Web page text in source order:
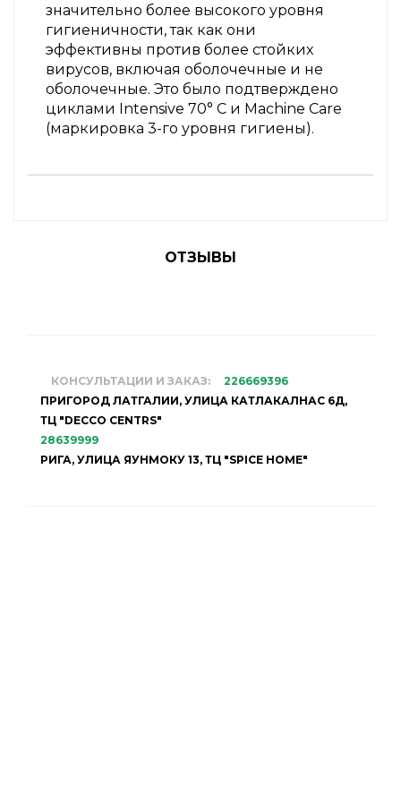
значительно более высокого уровня
гигиеничности, так как они
эффективны против более стойких
вирусов, включая оболочечные и не
оболочечные. Это было подтверждено
циклами Intensive 70° C и Machine Care
(маркировка 3-го уровня гигиены).
ОТЗЫВЫ
КОНСУЛЬТАЦИИ И ЗАКАЗ:
226669396
ПРИГОРОД ЛАТГАЛИИ, УЛИЦА КАТЛАКАЛНАС 6Д,
ТЦ "DECCO CENTRS"
28639999
РИГА, УЛИЦА ЯУНМОКУ 13, ТЦ "SPICE HOME"